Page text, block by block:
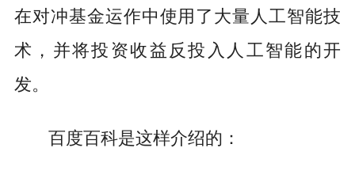
在对冲基金运作中使用了大量人工智能技
术，并将投资收益反投入人工智能的开
发。
百度百科是这样介绍的：